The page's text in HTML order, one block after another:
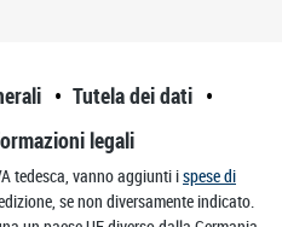
Tutela dei dati
legali
tedesca, vanno aggiunti ispese di
se non diversamente indicato.